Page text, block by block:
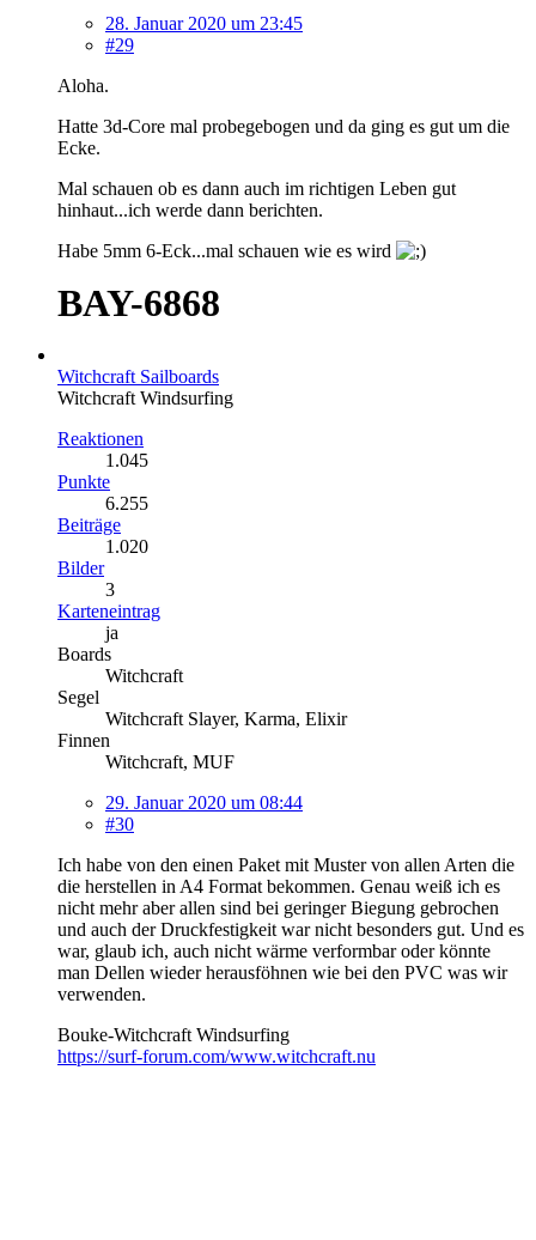
28. Januar 2020 um 23:45
#29
Aloha.
Hatte 3d-Core mal probegebogen und da ging es gut um die
Ecke.
Mal schauen ob es dann auch im richtigen Leben gut
hinhaut...ich werde dann berichten.
Habe 5mm 6-Eck...mal schauen wie es wird
BAY-6868
Witchcraft Sailboards
​Witchcraft Windsurfing
Reaktionen
1.045
Punkte
6.255
Beiträge
1.020
Bilder
3
Karteneintrag
ja
Boards
Witchcraft
Segel
Witchcraft Slayer, Karma, Elixir
Finnen
Witchcraft, MUF
29. Januar 2020 um 08:44
#30
Ich habe von den einen Paket mit Muster von allen Arten die
die herstellen in A4 Format bekommen. Genau weiß ich es
nicht mehr aber allen sind bei geringer Biegung gebrochen
und auch der Druckfestigkeit war nicht besonders gut. Und es
war, glaub ich, auch nicht wärme verformbar oder könnte
man Dellen wieder herausföhnen wie bei den PVC was wir
verwenden.
Bouke-Witchcraft Windsurfing
https://surf-forum.com/www.witchcraft.nu